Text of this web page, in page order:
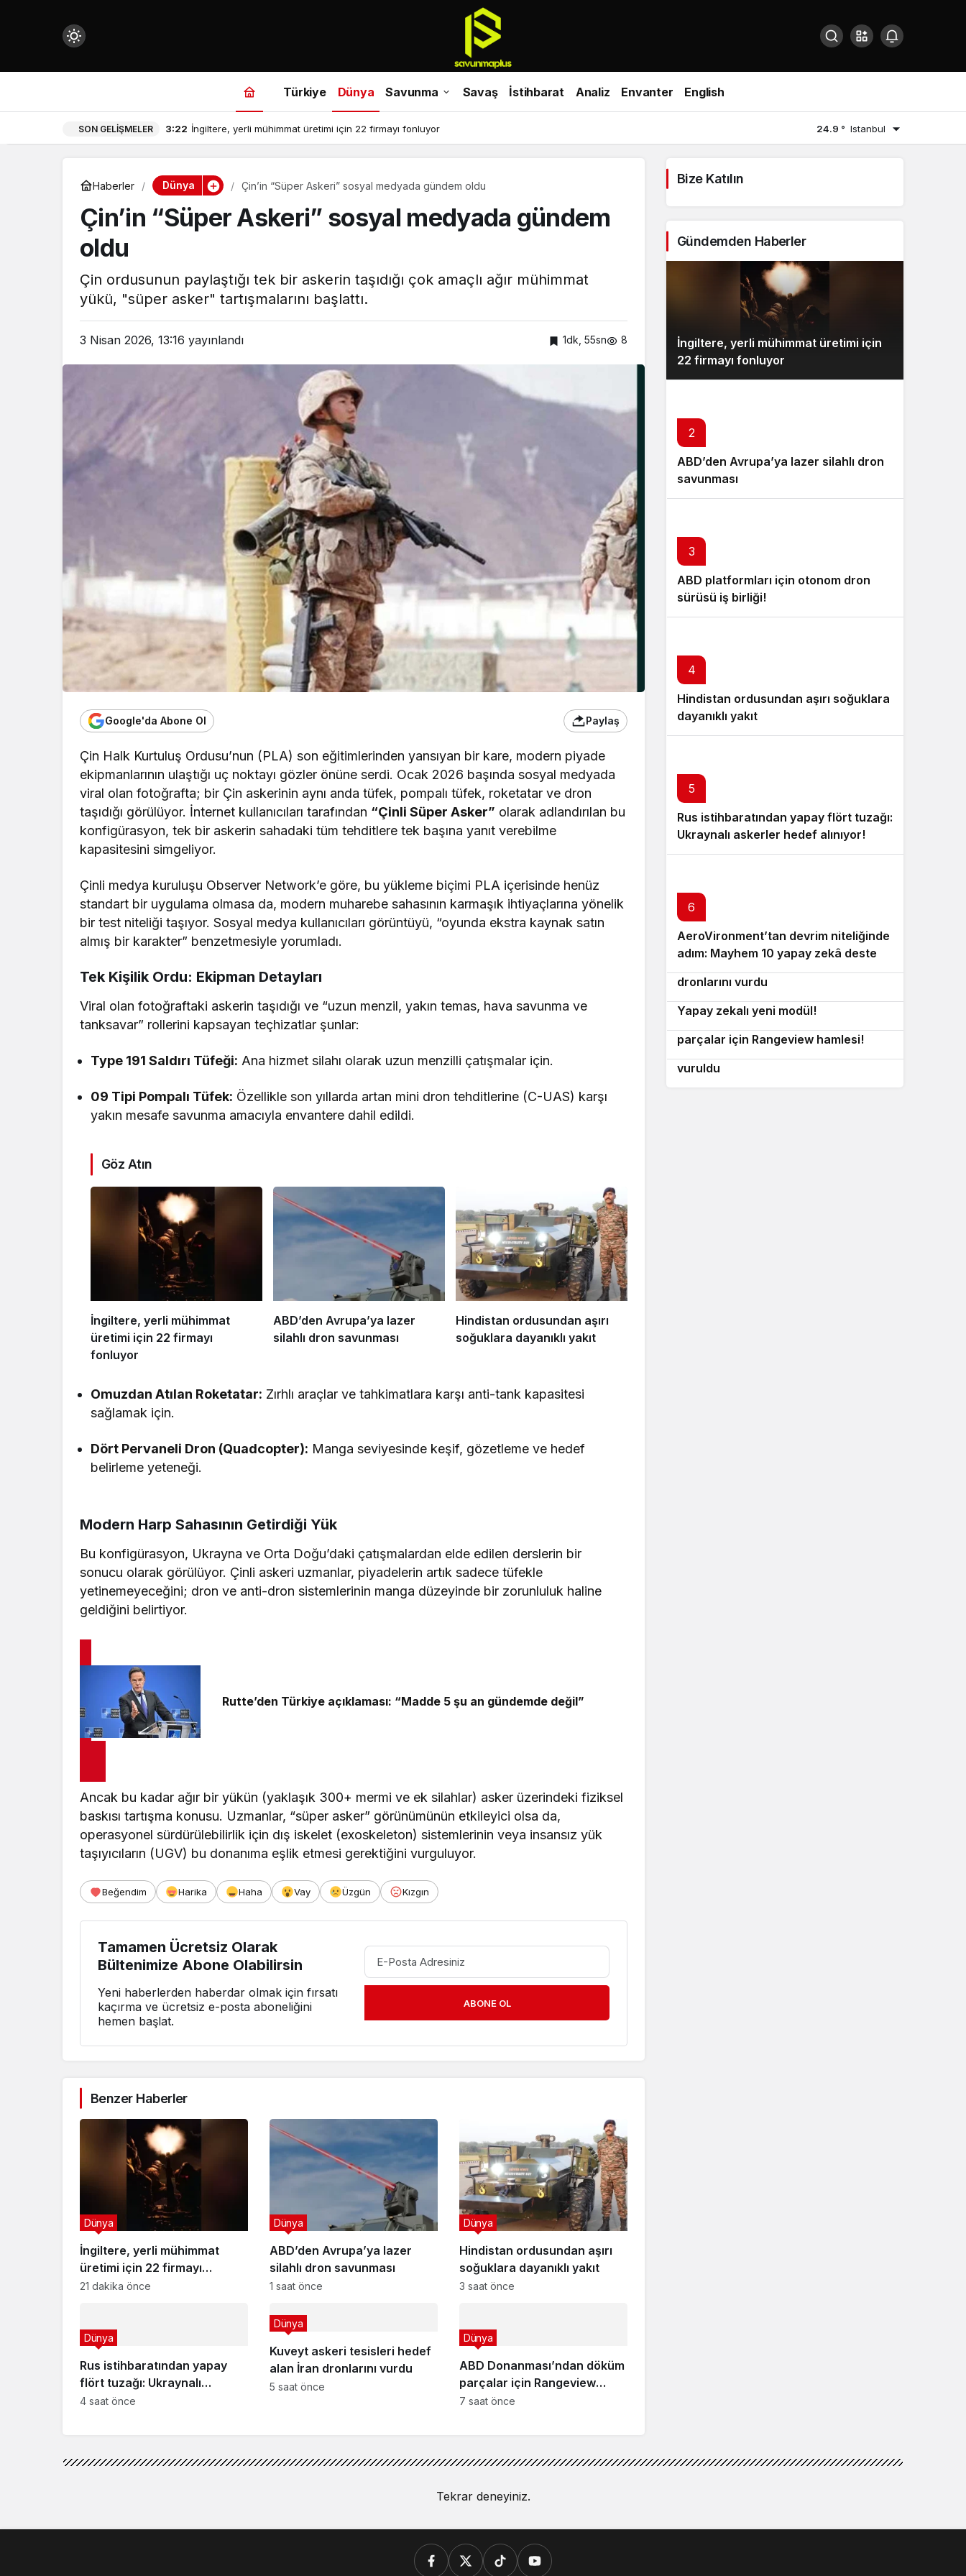
Mod
Türkiye Dünya Savunma Savaş İstihbarat Analiz Envanter English
SON GELIŞMELER 3:22 İngiltere, yerli mühimmat üretimi için 22 firmayı fonluyor 24.9 ° Istanbul
Haberler Dünya Çin’in “Süper Askeri” sosyal medyada gündem oldu
Çin’in “Süper Askeri” sosyal medyada gündem
oldu
Çin ordusunun paylaştığı tek bir askerin taşıdığı çok amaçlı ağır mühimmat
yükü, "süper asker" tartışmalarını başlattı.
3 Nisan 2026, 13:16 yayınlandı 1dk, 55sn 8
Google'da Abone Ol Paylaş
Çin Halk Kurtuluş Ordusu’nun (PLA) son eğitimlerinden yansıyan bir kare, modern piyade
ekipmanlarının ulaştığı uç noktayı gözler önüne serdi. Ocak 2026 başında sosyal medyada
viral olan fotoğrafta; bir Çin askerinin aynı anda tüfek, pompalı tüfek, roketatar ve dron
taşıdığı görülüyor. İnternet kullanıcıları tarafından “Çinli Süper Asker” olarak adlandırılan bu
konfigürasyon, tek bir askerin sahadaki tüm tehditlere tek başına yanıt verebilme
kapasitesini simgeliyor.
Çinli medya kuruluşu Observer Network’e göre, bu yükleme biçimi PLA içerisinde henüz
standart bir uygulama olmasa da, modern muharebe sahasının karmaşık ihtiyaçlarına yönelik
bir test niteliği taşıyor. Sosyal medya kullanıcıları görüntüyü, “oyunda ekstra kaynak satın
almış bir karakter” benzetmesiyle yorumladı.
Tek Kişilik Ordu: Ekipman Detayları
Viral olan fotoğraftaki askerin taşıdığı ve “uzun menzil, yakın temas, hava savunma ve
tanksavar” rollerini kapsayan teçhizatlar şunlar:
Type 191 Saldırı Tüfeği: Ana hizmet silahı olarak uzun menzilli çatışmalar için.
09 Tipi Pompalı Tüfek: Özellikle son yıllarda artan mini dron tehditlerine (C-UAS) karşı
yakın mesafe savunma amacıyla envantere dahil edildi.
Göz Atın
İngiltere, yerli mühimmat
üretimi için 22 firmayı
fonluyor
ABD’den Avrupa’ya lazer
silahlı dron savunması
Hindistan ordusundan aşırı
soğuklara dayanıklı yakıt
Omuzdan Atılan Roketatar: Zırhlı araçlar ve tahkimatlara karşı anti-tank kapasitesi
sağlamak için.
Dört Pervaneli Dron (Quadcopter): Manga seviyesinde keşif, gözetleme ve hedef
belirleme yeteneği.
Modern Harp Sahasının Getirdiği Yük
Bu konfigürasyon, Ukrayna ve Orta Doğu’daki çatışmalardan elde edilen derslerin bir
sonucu olarak görülüyor. Çinli askeri uzmanlar, piyadelerin artık sadece tüfekle
yetinemeyeceğini; dron ve anti-dron sistemlerinin manga düzeyinde bir zorunluluk haline
geldiğini belirtiyor.
Rutte’den Türkiye açıklaması: “Madde 5 şu an gündemde değil”
Ancak bu kadar ağır bir yükün (yaklaşık 300+ mermi ve ek silahlar) asker üzerindeki fiziksel
baskısı tartışma konusu. Uzmanlar, “süper asker” görünümünün etkileyici olsa da,
operasyonel sürdürülebilirlik için dış iskelet (exoskeleton) sistemlerinin veya insansız yük
taşıyıcıların (UGV) bu donanıma eşlik etmesi gerektiğini vurguluyor.
Beğendim Harika Haha Vay Üzgün Kızgın
Tamamen Ücretsiz Olarak
Bültenimize Abone Olabilirsin
Yeni haberlerden haberdar olmak için fırsatı
kaçırma ve ücretsiz e-posta aboneliğini
hemen başlat.
ABONE OL
Benzer Haberler
İngiltere, yerli mühimmat
üretimi için 22 firmayı
fonluyor
Dünya
21 dakika önce
ABD’den Avrupa’ya lazer
silahlı dron savunması
Dünya
1 saat önce
Hindistan ordusundan aşırı
soğuklara dayanıklı yakıt
Dünya
3 saat önce
Rus istihbaratından yapay
flört tuzağı: Ukraynalı
askerler hedef alınıyor!
Dünya
4 saat önce
Kuveyt askeri tesisleri hedef
alan İran dronlarını vurdu
Dünya
5 saat önce
ABD Donanması’ndan döküm
parçalar için Rangeview
hamlesi!
Dünya
7 saat önce
Bize Katılın
Gündemden Haberler
İngiltere, yerli mühimmat üretimi için
22 firmayı fonluyor
2
ABD’den Avrupa’ya lazer silahlı dron
savunması
3
ABD platformları için otonom dron
sürüsü iş birliği!
4
Hindistan ordusundan aşırı soğuklara
dayanıklı yakıt
5
Rus istihbaratından yapay flört tuzağı:
Ukraynalı askerler hedef alınıyor!
6
AeroVironment’tan devrim niteliğinde
adım: Mayhem 10 yapay zekâ destekli
sürü yeteneği kazanıyor!
7
dronlarını vurdu
Yapay zekalı yeni modül!
parçalar için Rangeview hamlesi!
vuruldu
Tekrar deneyiniz.